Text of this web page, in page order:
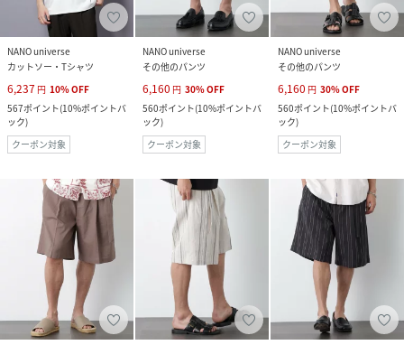
NANO universe
カットソー・Tシャツ
6,237 円 10%OFF
567ポイント(10%ポイントバ
ック)
クーポン対象
NANO universe
その他のパンツ
6,160 円 30%OFF
560ポイント(10%ポイントバ
ック)
クーポン対象
NANO universe
その他のパンツ
6,160 円 30%OFF
560ポイント(10%ポイントバ
ック)
クーポン対象